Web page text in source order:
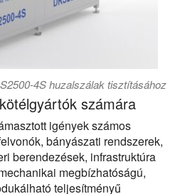
4S huzalszálak tisztításához
számára
igények számos
bányászati rendszerek,
berendezések, infrastruktúra
megbízhatóságú,
teljesítményű